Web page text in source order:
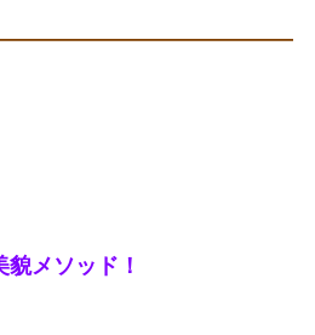
メソッド！